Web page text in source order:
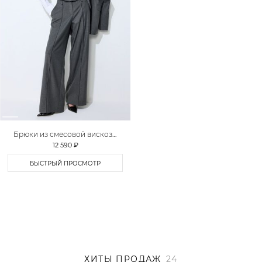
Брюки из смесовой вискозы
TOPTOP STUDIO
12 590 ₽
БЫСТРЫЙ ПРОСМОТР
ХИТЫ ПРОДАЖ 24